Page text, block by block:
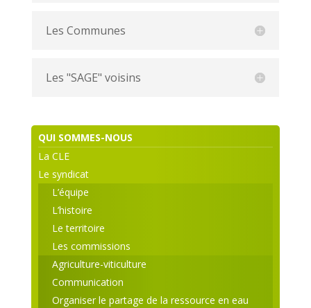
Les Communes
Les "SAGE" voisins
QUI SOMMES-NOUS
La CLE
Le syndicat
L’équipe
L’histoire
Le territoire
Les commissions
Agriculture-viticulture
Communication
Organiser le partage de la ressource en eau